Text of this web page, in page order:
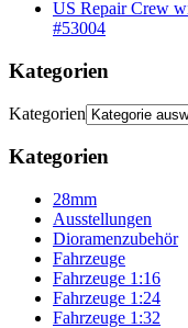
US Repair Crew
#53004
Kategorien
Kategorien
Kategorien
28mm
Ausstellungen
Dioramenzubehör
Fahrzeuge
Fahrzeuge 1:16
Fahrzeuge 1:24
Fahrzeuge 1:32